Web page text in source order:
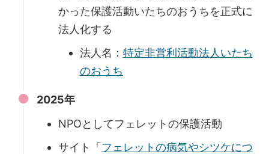
かった保護活動いたちのおうちを正式に
法人化する
法人名： 特定非営利活動法人いたち
のおうち
2025年
NPOとしてフェレットの保護活動
サイト「フェレットの病気やシツケにつ